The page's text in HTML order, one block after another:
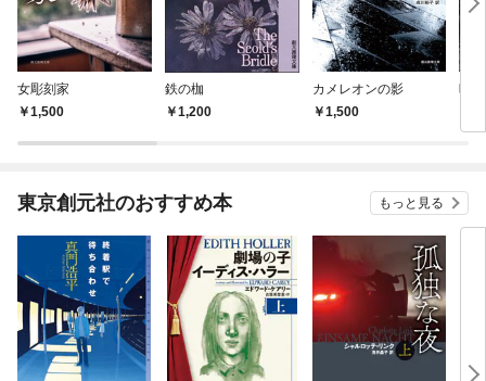
女彫刻家
1,500
鉄の枷
1,200
カメレオンの影
1,500
晴
東京創元社のおすすめ本 もっと見る